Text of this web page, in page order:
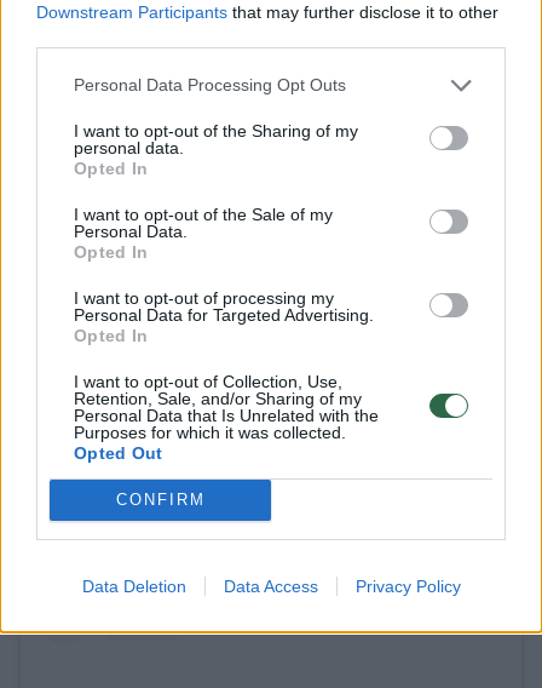
Downstream Participants that may further disclose it to other
Personal Data Processing Opt Outs
I want to opt-out of the Sharing of my
personal data.
Opted In
I want to opt-out of the Sale of my
Personal Data.
Opted In
I want to opt-out of processing my
Personal Data for Targeted Advertising.
Opted In
I want to opt-out of Collection, Use,
Retention, Sale, and/or Sharing of my
Personal Data that Is Unrelated with the
Purposes for which it was collected.
Opted Out
CONFIRM
Data Deletion Data Access Privacy Policy
istorijoje krepšinio padalinys nepraras pinigų.
labiausiai“, – atviravo D. Yannieris.
Vienas iš unikalių būdų, kaip „Fenerbahce“
uždirba pinigus – talismanas „Yellow“.
Žaisminga geltona kanarėlė – klubo fanų itin
mylimas ir pamėgtas simbolis, rungtynių
metu atliekantis įvairiausius dalykus:
žaidžiantis su vaikais, šokantis per minutės
pertraukėles, linksminantis žiūrovus ar net
besišaipantis iš priešininkų komandų žaidėjų
ar teisėjų.